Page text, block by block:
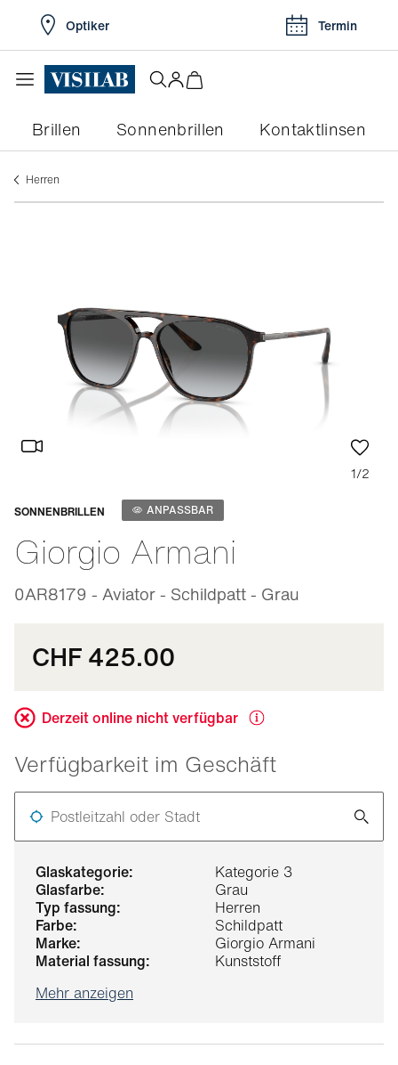
Optiker Termin
Brillen Sonnenbrillen Kontaktlinsen
herren
glaskategorie:
Kategorie 3
glasfarbe:
Grau
typ fassung:
Herren
farbe:
Schildpatt
marke:
Giorgio Armani
material fassung:
Kunststoff
Mehr anzeigen
1/2
SONNENBRILLEN ANPASSBAR
Giorgio Armani
0AR8179 - Aviator - Schildpatt - Grau
Anpassbar
CHF 425.00
Derzeit online nicht verfügbar
Verfügbarkeit im Geschäft
Postleitzahl oder Stadt